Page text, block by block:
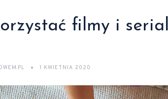
filmy i
1 KWIETNIA 2020